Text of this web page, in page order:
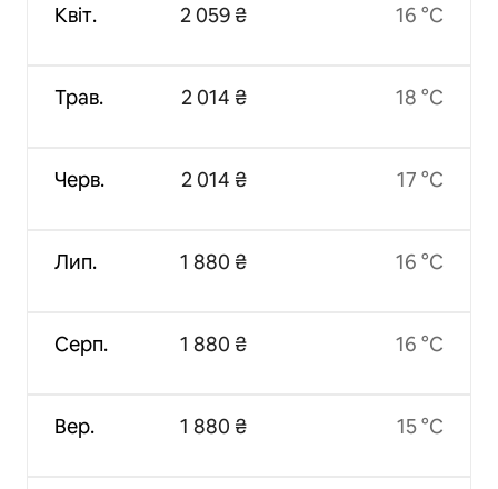
Квіт.
Трав.
Черв.
Лип.
Серп.
Вер.
2 059 ₴
2 014 ₴
2 014 ₴
1 880 ₴
1 880 ₴
1 880 ₴
16 °C
18 °C
17 °C
16 °C
16 °C
15 °C